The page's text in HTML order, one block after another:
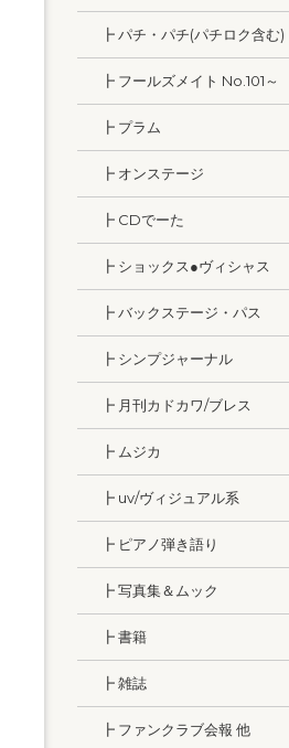
┣ パチ・パチ(パチロク含む)
┣ フールズメイト No.101～
┣ プラム
┣ オンステージ
┣ CDでーた
┣ ショックス●ヴィシャス
┣ バックステージ・パス
┣ シンプジャーナル
┣ 月刊カドカワ/ブレス
┣ ムジカ
┣ uv/ヴィジュアル系
┣ ピアノ弾き語り
┣ 写真集＆ムック
┣ 書籍
┣ 雑誌
┣ ファンクラブ会報 他